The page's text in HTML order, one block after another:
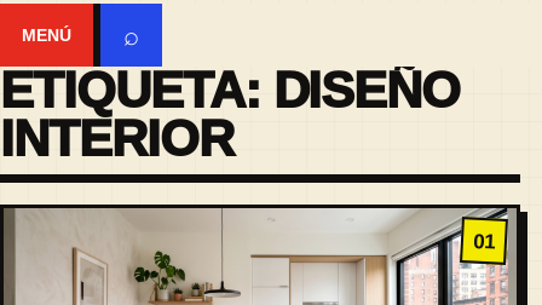
MENÚ ⌕
ETIQUETA: DISEÑO
INTERIOR
01